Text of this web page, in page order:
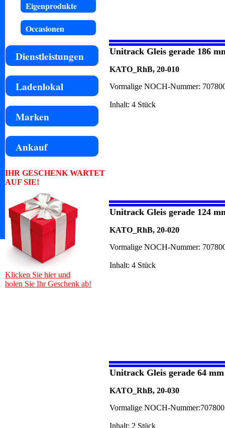
Eigenprodukte
Occasionen
Dienstleistungen
Ladenlokal
Marken
Ankauf
IHR GESCHENK WARTET
AUF SIE!
Klicken Sie hier und
holen Sie Ihr Geschenk ab!
Unitrack Gleis gerade 186
KATO_RhB, 20-010
Vormalige NOCH-Nummer:
Inhalt: 4 Stück
Unitrack Gleis gerade 124
KATO_RhB, 20-020
Vormalige NOCH-Nummer:
Inhalt: 4 Stück
Unitrack Gleis gerade 64 mm
KATO_RhB, 20-030
Vormalige NOCH-
Inhalt: 2 Stück